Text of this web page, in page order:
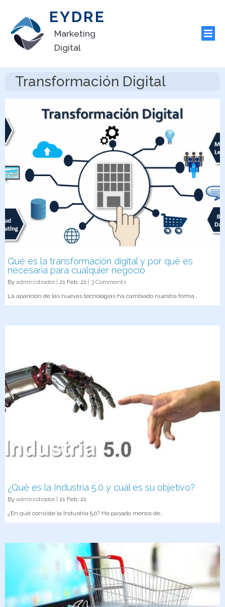
EYDRE
Marketing
Digital
Transformación Digital
Qué es la transformación digital y por qué es
necesaria para cualquier negocio
By administrador | 21 Feb, 21 | 3 Comments
La aparición de las nuevas tecnologías ha cambiado nuestra forma…
¿Qué es la Industria 5.0 y cuál es su objetivo?
By administrador 21 Feb, 21
¿En qué consiste la Industria 5.0? Ha pasado menos de…